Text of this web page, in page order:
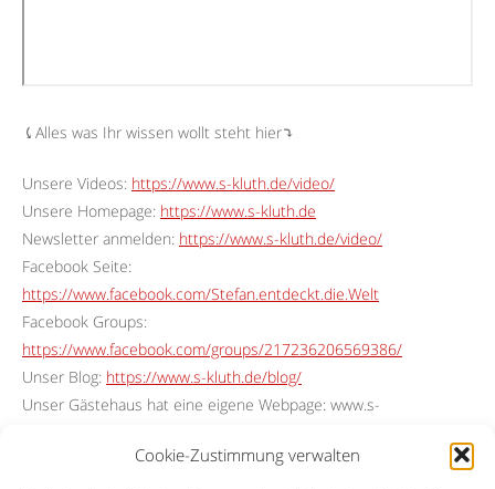
Cookie-Zustimmung verwalten
⤹Alles was Ihr wissen wollt steht hier⤵︎
Unsere Videos: https://www.s-kluth.de/video/
Unsere Homepage: https://www.s-kluth.de
Newsletter anmelden: https://www.s-kluth.de/video/
Facebook Seite:
https://www.facebook.com/Stefan.entdeckt.die.Welt
Facebook Groups:
https://www.facebook.com/groups/217236206569386/
Unser Blog: https://www.s-kluth.de/blog/
Unser Gästehaus hat eine eigene Webpage: www.s-
Die Karte zu den Videos:https://bit.ly/3welEd6